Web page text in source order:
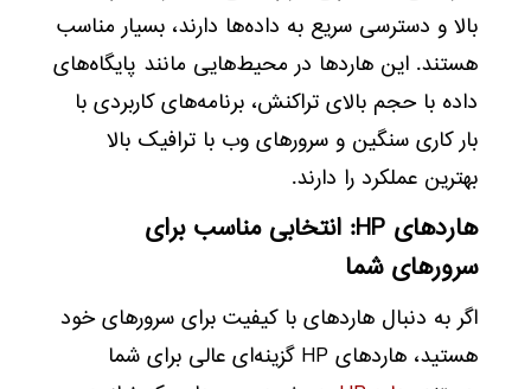
بالا و دسترسی سریع به داده‌ها دارند، بسیار مناسب
هستند. این هاردها در محیط‌هایی مانند پایگاه‌های
داده با حجم بالای تراکنش، برنامه‌های کاربردی با
بار کاری سنگین و سرورهای وب با ترافیک بالا
بهترین عملکرد را دارند.
هاردهای HP: انتخابی مناسب برای
سرورهای شما
اگر به دنبال هاردهای با کیفیت برای سرورهای خود
هستید، هاردهای HP گزینه‌ای عالی برای شما